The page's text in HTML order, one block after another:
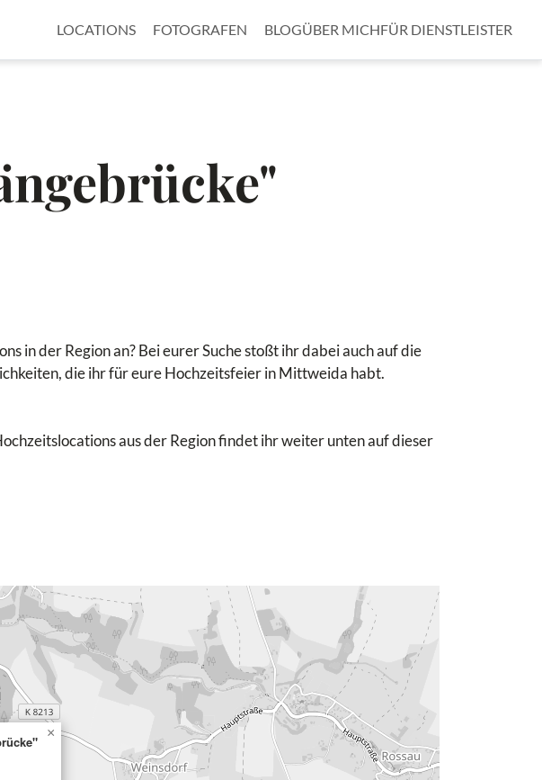
LOCATIONS FOTOGRAFEN BLOGÜBER MICHFÜR DIENSTLEISTER
in der Region an? Bei eurer Suche stoßt ihr dabei auch auf die
die ihr für eure Hochzeitsfeier in Mittweida habt.
aus der Region findet ihr weiter unten auf dieser
×